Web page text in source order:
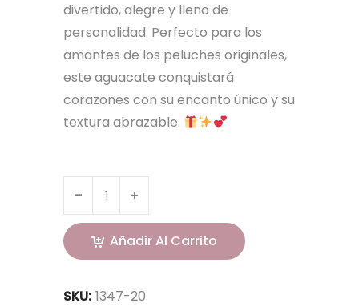
divertido, alegre y lleno de
personalidad. Perfecto para los
amantes de los peluches originales,
este aguacate conquistará
corazones con su encanto único y su
textura abrazable.
Añadir Al Carrito
SKU: 1347-20